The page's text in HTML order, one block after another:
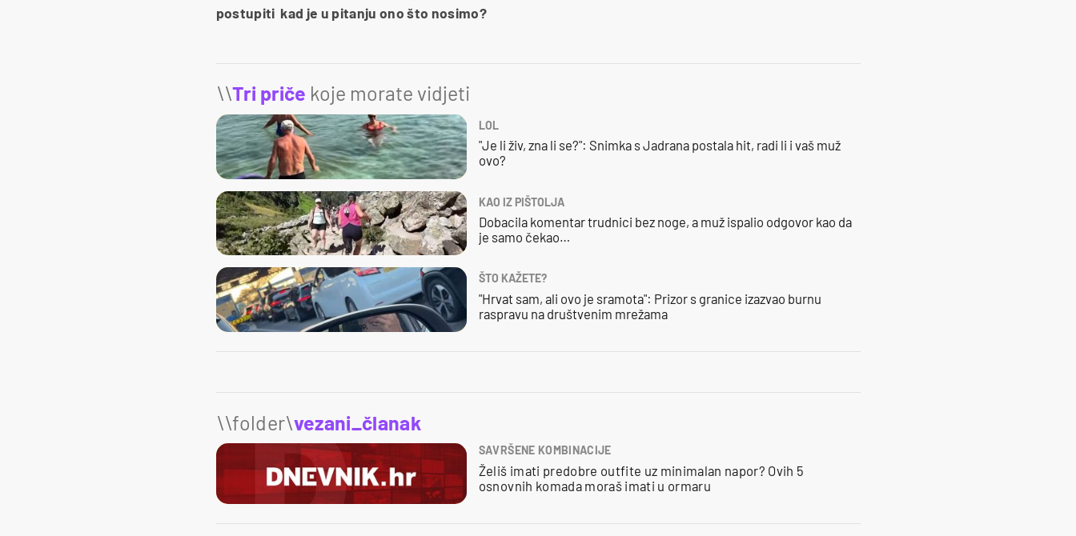
postupiti kad je u pitanju ono što nosimo?
\\Tri priče koje morate vidjeti
LOL
"Je li živ, zna li se?": Snimka s Jadrana postala hit, radi li i vaš muž
ovo?
KAO IZ PIŠTOLJA
Dobacila komentar trudnici bez noge, a muž ispalio odgovor kao da
je samo čekao…
ŠTO KAŽETE?
"Hrvat sam, ali ovo je sramota": Prizor s granice izazvao burnu
raspravu na društvenim mrežama
\\folder\vezani_članak
SAVRŠENE KOMBINACIJE
Želiš imati predobre outfite uz minimalan napor? Ovih 5
osnovnih komada moraš imati u ormaru